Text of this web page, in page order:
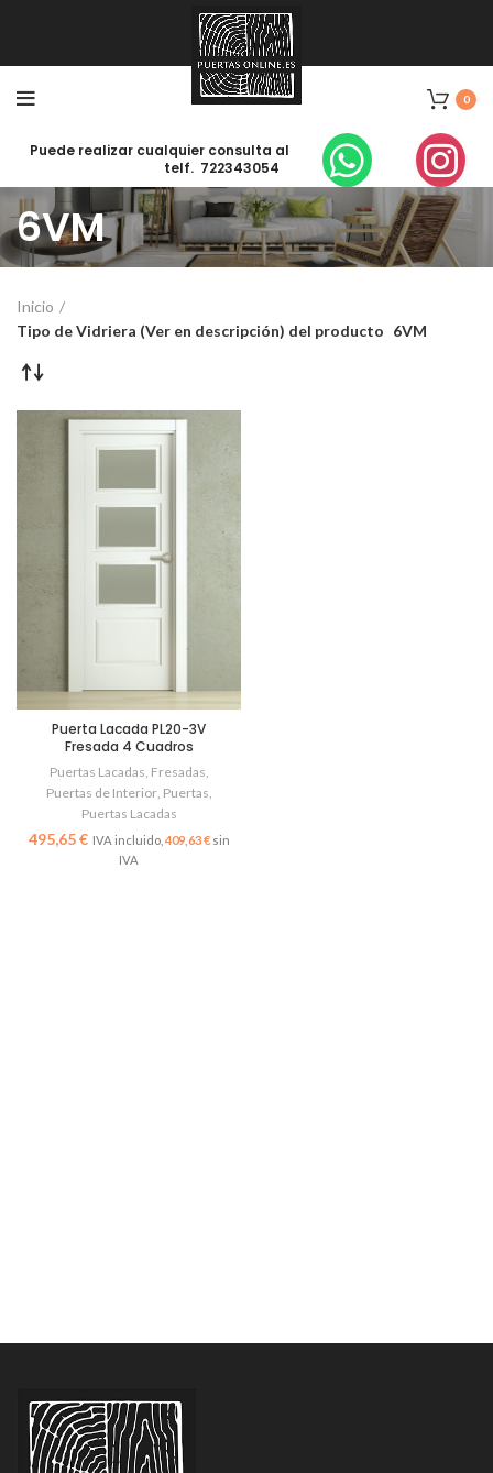
0
Puede realizar cualquier consulta al
telf. 722343054
6VM
Inicio
Tipo de Vidriera (Ver en descripción) del producto 6VM
Puerta Lacada PL20-3V
Fresada 4 Cuadros
Puertas Lacadas Fresadas
Puertas de Interior, Puertas
Puertas Lacadas
€ 409,63€